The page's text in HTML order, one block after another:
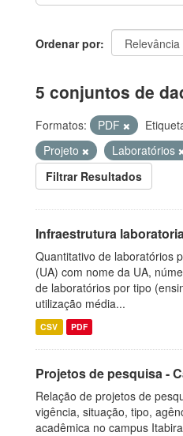
Ordenar por
5 conjuntos de
Formatos: PDF
Projeto
Laboratórios
Filtrar Resultados
Infraestrutura
Quantitativo de laboratórios
(UA) com nome da UA,
de laboratórios por tipo
utilização média...
CSV PDF
Projetos de pesquisa -
Relação de projetos de
vigência, situação, tipo,
acadêmica no campus